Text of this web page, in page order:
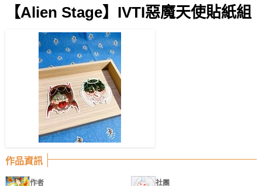
會員中心
註冊會員
登入
【Alien Stage】IVTI惡魔天使貼紙組
作品資訊
作者 社團